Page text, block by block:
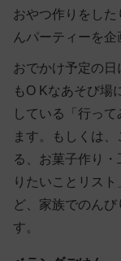
おやつ作りをし
んパーティーを企
おでかけ予定の
もO Kなあそび場
している「行っ
ます。もしくは
る、お菓子作り
りたいことリス
ど、家族でのん
す。